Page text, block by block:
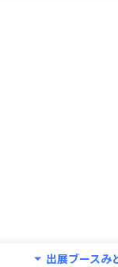
出展ブースみ